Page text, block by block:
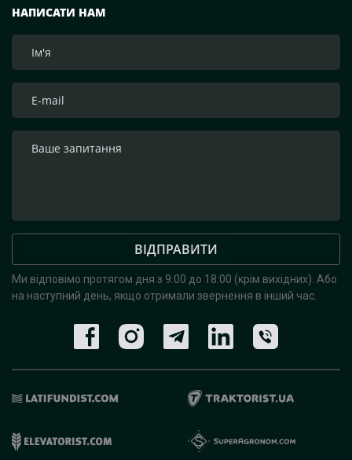
НАПИСАТИ НАМ
ВІДПРАВИТИ
Ми відповімо протягом дня з 9:00 до 18:00 (крім вихідних). Або
на наступний день, якщо отримали звернення в інший час.